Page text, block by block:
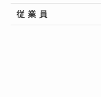
従 業 員